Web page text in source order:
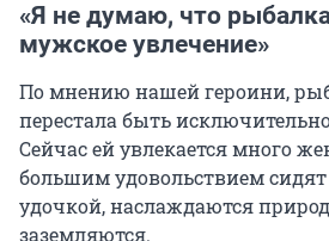
«Я не думаю, что
мужское увлечение»
По мнению нашей героини,
перестала быть
Сейчас ей увлекается много
большим удовольствием сидят
удочкой, наслаждаются
заземляются.